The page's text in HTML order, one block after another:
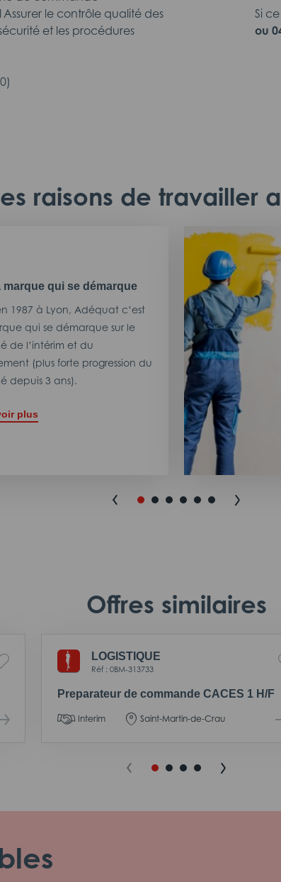
le contrôle qualité des
et les procédures
Si
ou
raisons de travailler
marque qui se démarque
1987 à Lyon, Adéquat c’est
qui se démarque sur le
de l’intérim et du
(plus forte progression du
depuis 3 ans).
plus
Offres similaires
LOGISTIQUE
Réf : 0BM-313733
Preparateur de commande CACES 1 H/F
Interim Saint-Martin-de-Crau